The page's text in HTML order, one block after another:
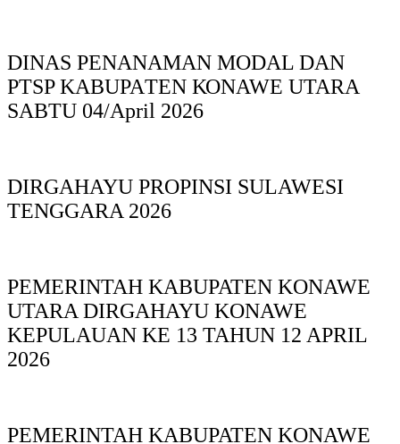
DINAS PΕΝΑΝΑΜAN MODAL DAN
PTSP KABUPAΤΕΝ ΚΟNAWE UTARA
SABTU 04/April 2026
DIRGAHAYU PROPINSI SULAWESI
TENGGARA 2026
PEMERINTAH KABUPATEN KONAWE
UTARA DIRGAHAYU KONAWE
KEPULAUAN KE 13 TAHUN 12 APRIL
2026
PEMERINTAH KABUPATEN KONAWE